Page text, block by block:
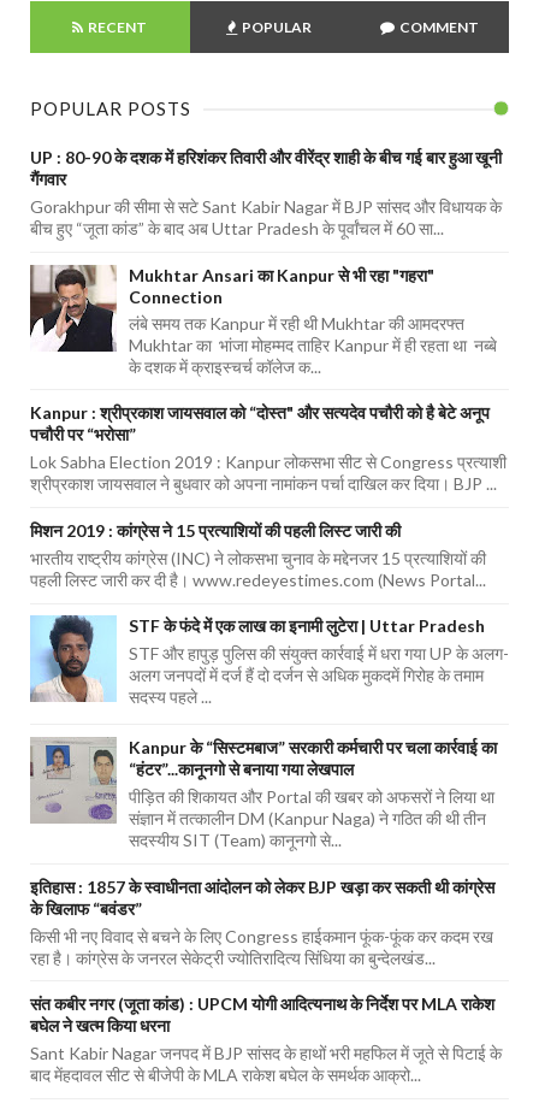
RECENT POPULAR COMMENT
POPULAR POSTS
UP : 80-90 के दशक में हरिशंकर तिवारी और वीरेंद्र शाही के बीच गई बार हुआ खूनी
गैंगवार
Gorakhpur की सीमा से सटे Sant Kabir Nagar में BJP सांसद और विधायक के
बीच हुए “जूता कांड” के बाद अब Uttar Pradesh के पूर्वांचल में 60 सा...
Mukhtar Ansari का Kanpur से भी रहा "गहरा"
Connection
लंबे समय तक Kanpur में रही थी Mukhtar की आमदरफ्त
Mukhtar का भांजा मोहम्मद ताहिर Kanpur में ही रहता था नब्बे
के दशक में क्राइस्चर्च कॉलेज क...
Kanpur : श्रीप्रकाश जायसवाल को “दोस्त" और सत्यदेव पचौरी को है बेटे अनूप
पचौरी पर “भरोसा”
Lok Sabha Election 2019 : Kanpur लोकसभा सीट से Congress प्रत्याशी
श्रीप्रकाश जायसवाल ने बुधवार को अपना नामांकन पर्चा दाखिल कर दिया। BJP ...
मिशन 2019 : कांग्रेस ने 15 प्रत्याशियों की पहली लिस्ट जारी की
भारतीय राष्ट्रीय कांग्रेस (INC) ने लोकसभा चुनाव के मद्देनजर 15 प्रत्याशियों की
पहली लिस्ट जारी कर दी है। www.redeyestimes.com (News Portal...
STF के फंदे में एक लाख का इनामी लुटेरा | Uttar Pradesh
STF और हापुड़ पुलिस की संयुक्त कार्रवाई में धरा गया UP के अलग-
अलग जनपदों में दर्ज हैं दो दर्जन से अधिक मुकदमें गिरोह के तमाम
सदस्य पहले ...
Kanpur के “सिस्टमबाज” सरकारी कर्मचारी पर चला कार्रवाई का
“हंटर”...कानूनगो से बनाया गया लेखपाल
पीड़ित की शिकायत और Portal की खबर को अफसरों ने लिया था
संज्ञान में तत्कालीन DM (Kanpur Naga) ने गठित की थी तीन
सदस्यीय SIT (Team) कानूनगो से...
इतिहास : 1857 के स्वाधीनता आंदोलन को लेकर BJP खड़ा कर सकती थी कांग्रेस
के खिलाफ “बवंडर”
किसी भी नए विवाद से बचने के लिए Congress हाईकमान फूंक-फूंक कर कदम रख
रहा है। कांग्रेस के जनरल सेकेट्री ज्योतिरादित्य सिंधिया का बुन्देलखंड...
संत कबीर नगर (जूता कांड) : UPCM योगी आदित्यनाथ के निर्देश पर MLA राकेश
बघेल ने खत्म किया धरना
Sant Kabir Nagar जनपद में BJP सांसद के हाथों भरी महफिल में जूते से पिटाई के
बाद मेंहदावल सीट से बीजेपी के MLA राकेश बघेल के समर्थक आक्रो...